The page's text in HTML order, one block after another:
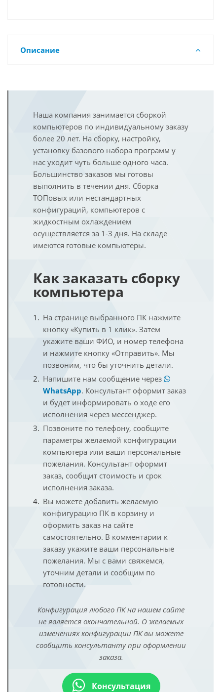
Описание
Наша компания занимается сборкой
компьютеров по индивидуальному заказу
более 20 лет. На сборку, настройку,
установку базового набора программ у
нас уходит чуть больше одного часа.
Большинство заказов мы готовы
выполнить в течении дня. Сборка
ТОПовых или нестандартных
конфигураций, компьютеров с
жидкостным охлаждением
осуществляется за 1-3 дня. На складе
имеются готовые компьютеры.
Как заказать сборку
компьютера
На странице выбранного ПК нажмите
кнопку «Купить в 1 клик». Затем
укажите ваши ФИО, и номер телефона
и нажмите кнопку «Отправить». Мы
позвоним, что бы уточнить детали.
Напишите нам сообщение через
WhatsApp. Консультант оформит заказ
и будет информировать о ходе его
исполнения через мессенджер.
Позвоните по телефону, сообщите
параметры желаемой конфигурации
компьютера или ваши персональные
пожелания. Консультант оформит
заказ, сообщит стоимость и срок
исполнения заказа.
Вы можете добавить желаемую
конфигурацию ПК в корзину и
оформить заказ на сайте
самостоятельно. В комментарии к
заказу укажите ваши персональные
пожелания. Мы с вами свяжемся,
уточним детали и сообщим по
готовности.
Конфигурация любого ПК на нашем сайте
не является окончательной. О желаемых
изменениях конфигурации ПК вы можете
сообщить консультанту при оформлении
заказа.
Консультация